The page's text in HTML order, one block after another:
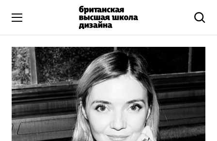
Высшее образование
Искусство и дизайн
Подготовительные курсы
Бизнес и маркетинг
Все программы